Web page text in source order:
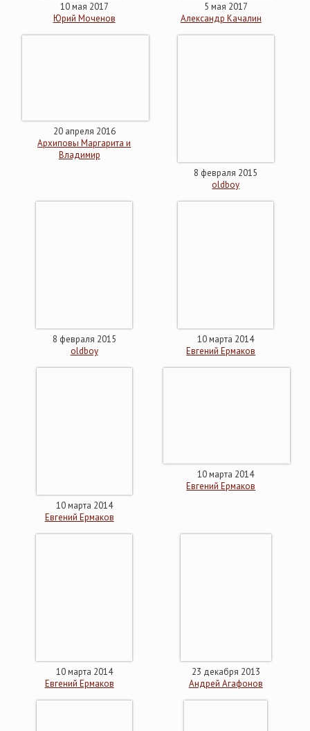
10 мая 2017
Юрий Моченов
5 мая 2017
Александр Качалин
20 апреля 2016
Архиповы Маргарита и
Владимир
8 февраля 2015
oldboy
8 февраля 2015
oldboy
10 марта 2014
Евгений Ермаков
10 марта 2014
Евгений Ермаков
10 марта 2014
Евгений Ермаков
10 марта 2014
Евгений Ермаков
23 декабря 2013
Андрей Агафонов